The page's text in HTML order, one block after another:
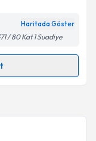
Aydınlatma
Haritada Göster
/ 80 Kat 1 Suadiye